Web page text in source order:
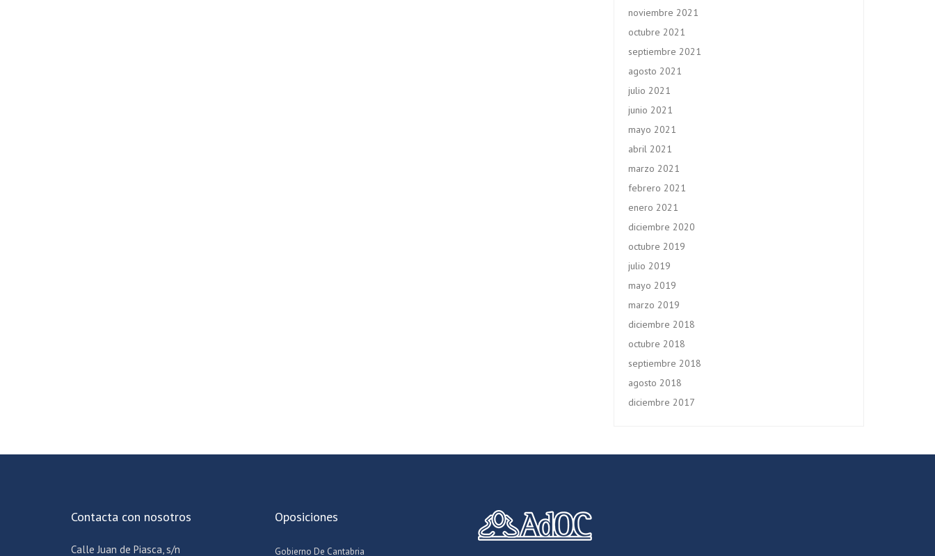
noviembre 2021
octubre 2021
septiembre 2021
agosto 2021
julio 2021
junio 2021
mayo 2021
abril 2021
marzo 2021
febrero 2021
enero 2021
diciembre 2020
octubre 2019
julio 2019
mayo 2019
marzo 2019
diciembre 2018
octubre 2018
septiembre 2018
agosto 2018
diciembre 2017
Contacta con nosotros
Calle Juan de Piasca, s/n
Oposiciones
Gobierno De Cantabria